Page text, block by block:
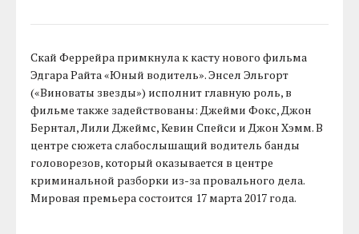
Скай Феррейра примкнула к касту нового фильма
Эдгара Райта «Юный водитель». Энсел Эльгорт
(«Виноваты звезды») исполнит главную роль, в
фильме также задействованы: Джейми Фокс, Джон
Бернтал, Лили Джеймс, Кевин Спейси и Джон Хэмм. В
центре сюжета слабослышащий водитель банды
головорезов, который оказывается в центре
криминальной разборки из-за провального дела.
Мировая премьера состоится 17 марта 2017 года.